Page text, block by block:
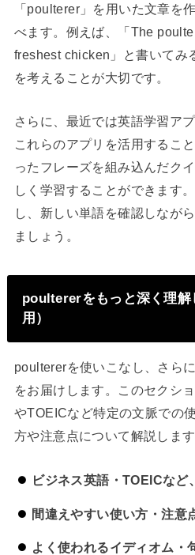
「poulterer」を用いた文章を
べます。例えば、「The
freshest chicken」と書いてみ
を考えることが大切です。
さらに、最近では英語学習ア
これらのアプリを活用するこ
ったフレーズを組み込んだク
しく学習することができます
し、新しい単語を確認しなが
ましょう。
poultererをもっと深く理解
用）
poultererを使いこなし、さら
をお届けします。このセクシ
やTOEICなど特定の文脈での
方や注意点について解説します
ビジネス英語・TOEICなど
間違えやすい使い方・注意
よく使われるイディオム・